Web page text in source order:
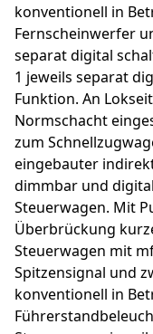
konventionell in
Fernscheinwerfer
separat digital
1 jeweils separat
Funktion. An
Normschacht
zum
eingebauter
dimmbar und
Steuerwagen. Mit
Überbrückung
Steuerwagen mit
Spitzensignal und
konventionell in